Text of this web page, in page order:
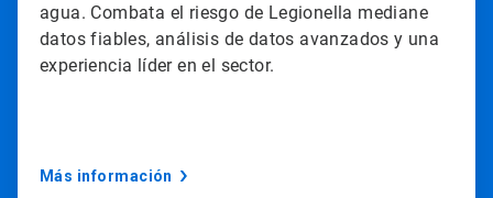
agua. Combata el riesgo de Legionella mediane
datos fiables, análisis de datos avanzados y una
experiencia líder en el sector.
Más información